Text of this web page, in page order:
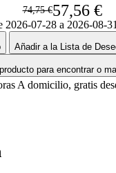
74,75 €57,56 €
2026-07-28 a 2026-08-31
Añadir a la Lista de
para encontrar o
A domicilio, gratis